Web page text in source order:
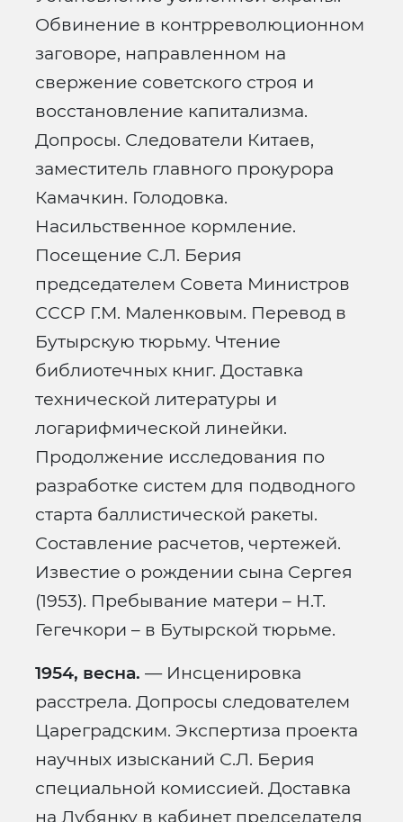
Обвинение в контрреволюционном
заговоре, направленном на
свержение советского строя и
восстановление капитализма.
Допросы. Следователи Китаев,
заместитель главного прокурора
Камачкин. Голодовка.
Насильственное кормление.
Посещение С.Л. Берия
председателем Совета Министров
СССР Г.М. Маленковым. Перевод в
Бутырскую тюрьму. Чтение
библиотечных книг. Доставка
технической литературы и
логарифмической линейки.
Продолжение исследования по
разработке систем для подводного
старта баллистической ракеты.
Составление расчетов, чертежей.
Известие о рождении сына Сергея
(1953). Пребывание матери – Н.Т.
Гегечкори – в Бутырской тюрьме.
1954, весна. — Инсценировка
расстрела. Допросы следователем
Цареградским. Экспертиза проекта
научных изысканий С.Л. Берия
специальной комиссией. Доставка
на Лубянку в кабинет председателя